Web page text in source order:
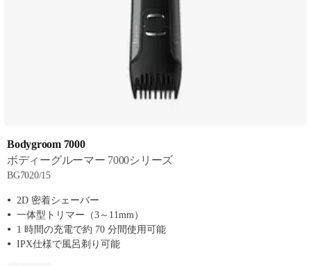
Bodygroom 7000
ボディーグルーマー 7000シリーズ
BG7020/15
2D 密着シェーバー
一体型トリマー（3～11mm）
1 時間の充電で約 70 分間使用可能
IPX仕様で風呂剃り可能